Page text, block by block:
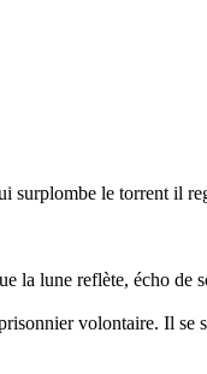
le torrent il
la lune reflète, écho
volontaire. Il se